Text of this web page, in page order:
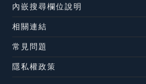
內嵌搜尋欄位說明
相關連結
常見問題
隱私權政策